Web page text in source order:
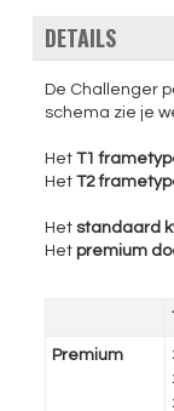
DETAILS
De Challenger
schema zie je
Het T1
Het T2
Het standaard
Het premium
Premium